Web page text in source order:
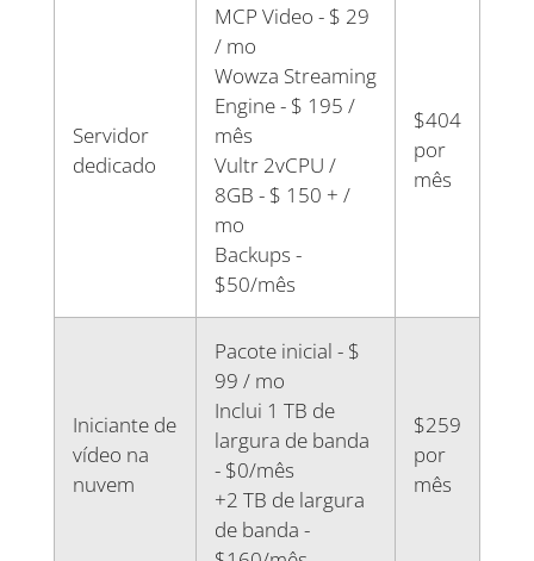
Servidor
dedicado
MCP Video - $ 29
/ mo
Wowza Streaming
Engine - $ 195 /
mês
Vultr 2vCPU /
8GB - $ 150 + /
mo
Backups -
$50/mês
$404
por
mês
Iniciante de
vídeo na
nuvem
Pacote inicial - $
99 / mo
Inclui 1 TB de
largura de banda
- $0/mês
+2 TB de largura
de banda -
$259
por
mês